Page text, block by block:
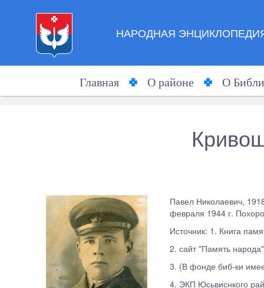
НАРОДНАЯ
Главная О районе О
Павел Николаевич,
февраля 1944 г.
Источник: 1. Книга
2. сайт "Память
3. (В фонде биб-ки
4. ЭКП Юсьвиснкого